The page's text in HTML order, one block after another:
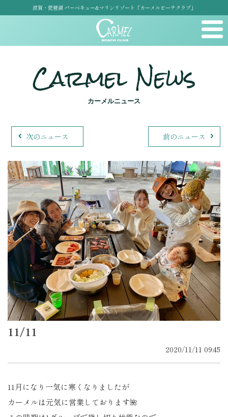
滋賀・琵琶湖 バーベキュー&マリンリゾート「カーメルビーチクラブ」
Carmel News
カーメルニュース
次のニュース 前のニュース
11/11
2020/11/11 09:45
11月になり一気に寒くなりましたが
カーメルは元気に営業しております🌺